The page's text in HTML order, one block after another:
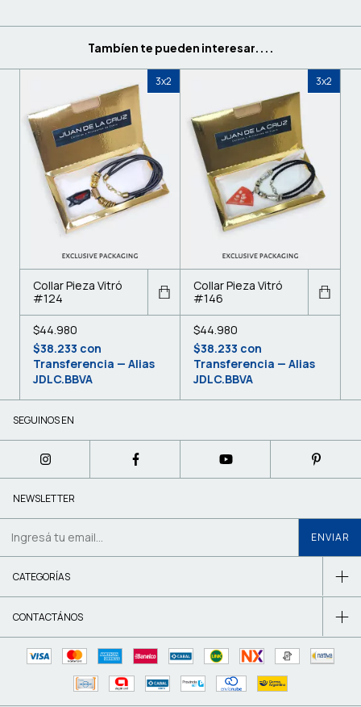
Tambíen te pueden interesar....
3x2
Collar Pieza Vitró
#124
$44.980
$38.233 con
Transferencia — Alias
JDLC.BBVA
3x2
Collar Pieza Vitró
#146
$44.980
$38.233 con
Transferencia — Alias
JDLC.BBVA
SEGUINOS EN
NEWSLETTER
CATEGORÍAS
CONTACTÁNOS